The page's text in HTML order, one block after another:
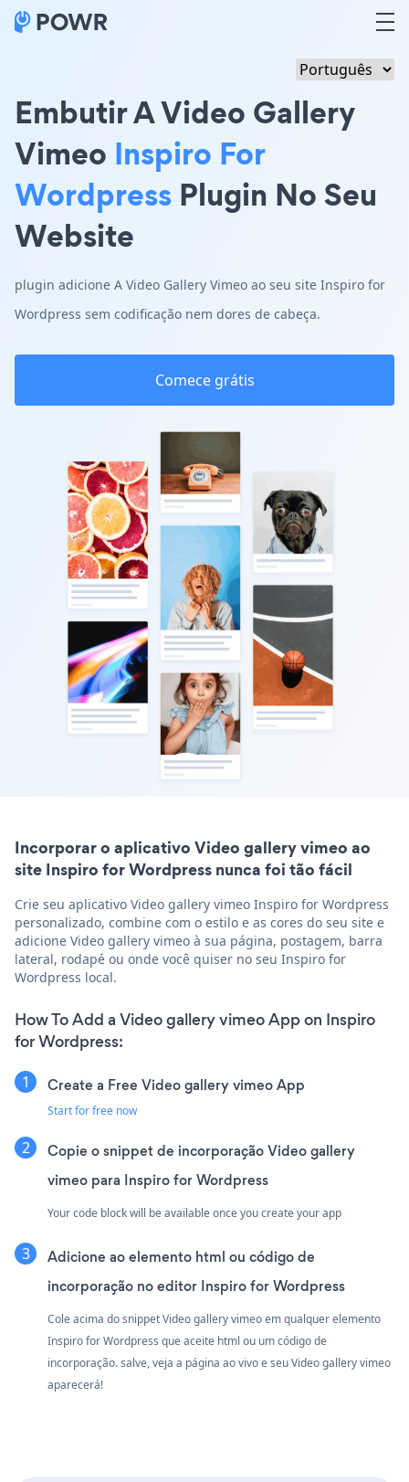
Embutir A Video Gallery
Vimeo Inspiro For
Wordpress Plugin No Seu
Website
plugin adicione A Video Gallery Vimeo ao seu site Inspiro for
Wordpress sem codificação nem dores de cabeça.
Comece grátis
Incorporar o aplicativo Video gallery vimeo ao
site Inspiro for Wordpress nunca foi tão fácil
Crie seu aplicativo Video gallery vimeo Inspiro for Wordpress
personalizado, combine com o estilo e as cores do seu site e
adicione Video gallery vimeo à sua página, postagem, barra
lateral, rodapé ou onde você quiser no seu Inspiro for
Wordpress local.
How To Add a Video gallery vimeo App on Inspiro
for Wordpress:
Create a Free Video gallery vimeo App
Start for free now
Copie o snippet de incorporação Video gallery
vimeo para Inspiro for Wordpress
Your code block will be available once you create your app
Adicione ao elemento html ou código de
incorporação no editor Inspiro for Wordpress
Cole acima do snippet Video gallery vimeo em qualquer elemento
Inspiro for Wordpress que aceite html ou um código de
incorporação. salve, veja a página ao vivo e seu Video gallery vimeo
aparecerá!